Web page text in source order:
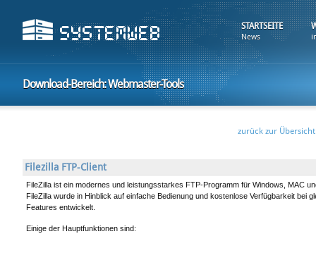
STARTSEITE
News
Download-Bereich: Webmaster-Tools
zurück zur Übersicht
Filezilla FTP-Client
FileZilla ist ein modernes und leistungsstarkes FTP-Programm für Windows, MAC
FileZilla wurde in Hinblick auf einfache Bedienung und kostenlose Verfügbarkeit bei
Features entwickelt.
Einige der Hauptfunktionen sind: